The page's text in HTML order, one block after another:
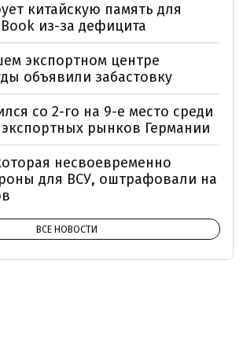
китайскую память для
из-за дефицита
экспортном центре
объявили забастовку
со 2-го на 9-е место среди
рынков Германии
несвоевременно
для ВСУ, оштрафовали на
ВСЕ НОВОСТИ